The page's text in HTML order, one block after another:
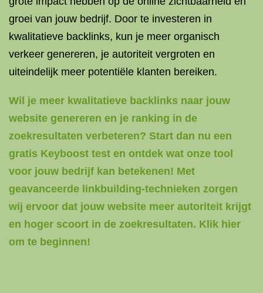
groei van jouw bedrijf. Door te investeren in
kwalitatieve backlinks, kun je meer organisch
verkeer genereren, je autoriteit vergroten en
uiteindelijk meer potentiële klanten bereiken.
Wil je meer kwalitatieve backlinks naar jouw
website genereren en je ranking in de
zoekresultaten verbeteren? Start dan nu een
gratis Keyboost test en ontdek wat onze tool
voor jouw bedrijf kan betekenen! Met
geavanceerde linkbuilding-technieken zorgen
wij ervoor dat jouw website meer autoriteit krijgt
en hoger scoort in de zoekresultaten. Klik hier
om te beginnen!